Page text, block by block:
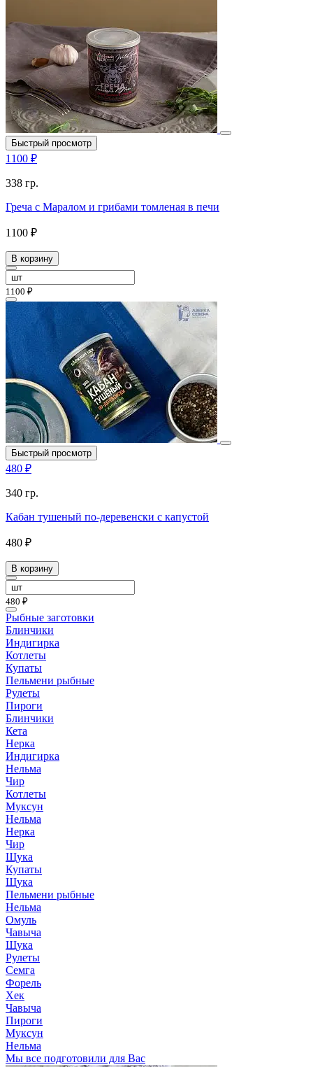
Быстрый просмотр
1100 ₽
338 гр.
Греча с Маралом и грибами томленая в печи
1100 ₽
В корзину
1100 ₽
Быстрый просмотр
480 ₽
340 гр.
Кабан тушеный по-деревенски с капустой
480 ₽
В корзину
480 ₽
Рыбные заготовки
Блинчики
Индигирка
Котлеты
Купаты
Пельмени рыбные
Рулеты
Пироги
Блинчики
Кета
Нерка
Индигирка
Нельма
Чир
Котлеты
Муксун
Нельма
Нерка
Чир
Щука
Купаты
Щука
Пельмени рыбные
Нельма
Омуль
Чавыча
Щука
Рулеты
Семга
Форель
Хек
Чавыча
Пироги
Муксун
Нельма
Мы все подготовили для Вас